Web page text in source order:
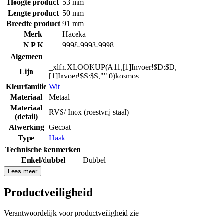
Hoogte product 53 mm
Lengte product 50 mm
Breedte product 91 mm
Merk
Haceka
N P K
9998-9998-9998
Algemeen
Lijn
_xlfn.XLOOKUP(A11,[1]Invoer!$D:$D,
[1]Invoer!$S:$S,"",0)kosmos
Kleurfamilie Wit
Materiaal
Metaal
Materiaal
(detail)
RVS/ Inox (roestvrij staal)
Afwerking
Gecoat
Type
Haak
Technische kenmerken
Enkel/dubbel
Dubbel
Lees meer
Productveiligheid
Verantwoordelijk voor productveiligheid zie